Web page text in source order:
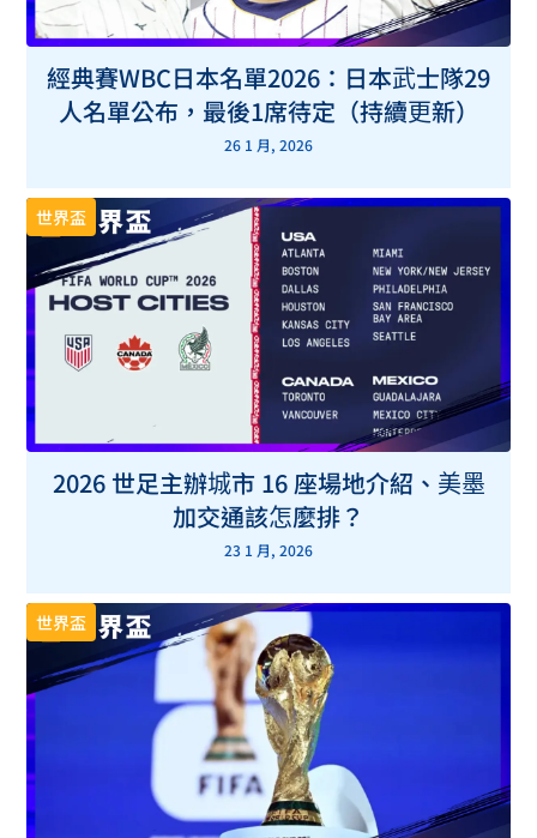
經典賽WBC日本名單2026：日本武士隊29
人名單公布，最後1席待定（持續更新）
26 1 月, 2026
世界盃
2026 世足主辦城市 16 座場地介紹、美墨
加交通該怎麼排？
23 1 月, 2026
世界盃